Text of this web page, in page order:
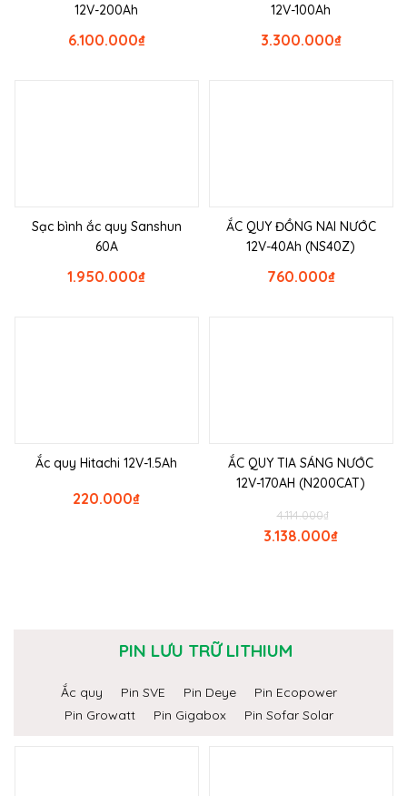
12V-200Ah
₫
6.100.000
12V-100Ah
₫
3.300.000
Sạc bình ắc quy Sanshun
60A
₫
1.950.000
ẮC QUY ĐỒNG NAI NƯỚC
12V-40Ah (NS40Z)
₫
760.000
Ắc quy Hitachi 12V-1.5Ah
₫
220.000
ẮC QUY TIA SÁNG NƯỚC
12V-170AH (N200CAT)
₫
4.114.000
₫
3.138.000
PIN LƯU TRỮ LITHIUM
Ắc quy Pin SVE Pin Deye
Pin Ecopower
Pin Growatt
Pin Gigabox Pin Sofar Solar